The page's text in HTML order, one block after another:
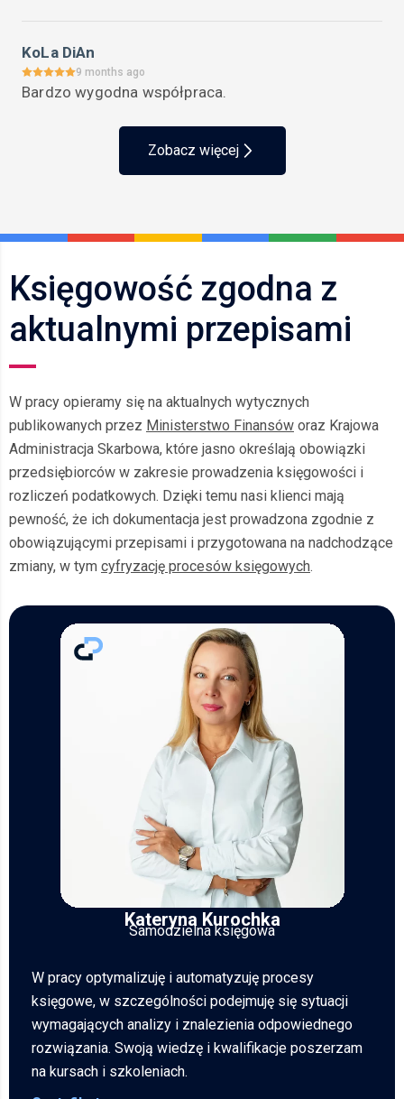
KoLa DiAn
9 months ago
Bardzo wygodna współpraca.
Zobacz więcej
Księgowość zgodna z
aktualnymi przepisami
W pracy opieramy się na aktualnych wytycznych
publikowanych przez Ministerstwo Finansów oraz Krajowa
Administracja Skarbowa, które jasno określają obowiązki
przedsiębiorców w zakresie prowadzenia księgowości i
rozliczeń podatkowych. Dzięki temu nasi klienci mają
pewność, że ich dokumentacja jest prowadzona zgodnie z
obowiązującymi przepisami i przygotowana na nadchodzące
zmiany, w tym cyfryzację procesów księgowych.
Kateryna Kurochka
Samodzielna księgowa
W pracy optymalizuję i automatyzuję procesy
księgowe, w szczególności podejmuję się sytuacji
wymagających analizy i znalezienia odpowiednego
rozwiązania. Swoją wiedzę i kwalifikacje poszerzam
na kursach i szkoleniach.